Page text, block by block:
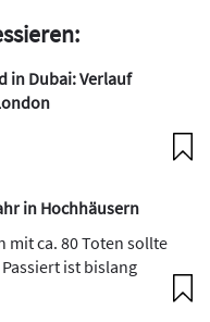
in Dubai: Verlauf
in Hochhäusern
mit ca. 80 Toten sollte
ist bislang